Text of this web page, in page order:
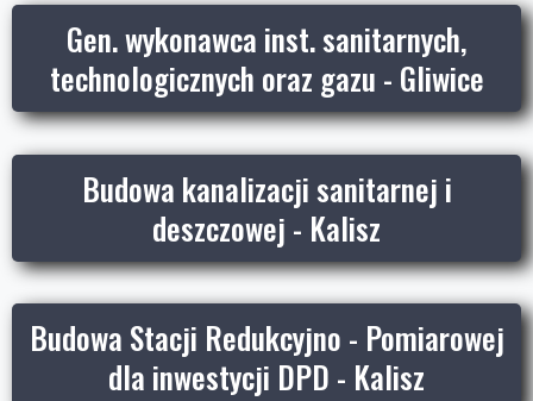
Gen. wykonawca inst. sanitarnych,
technologicznych oraz gazu - Gliwice
Budowa kanalizacji sanitarnej i
deszczowej - Kalisz
Budowa Stacji Redukcyjno - Pomiarowej
dla inwestycji DPD - Kalisz